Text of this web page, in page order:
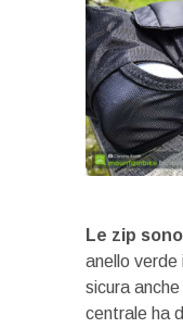
Le zip
anello verde
sicura
centrale ha